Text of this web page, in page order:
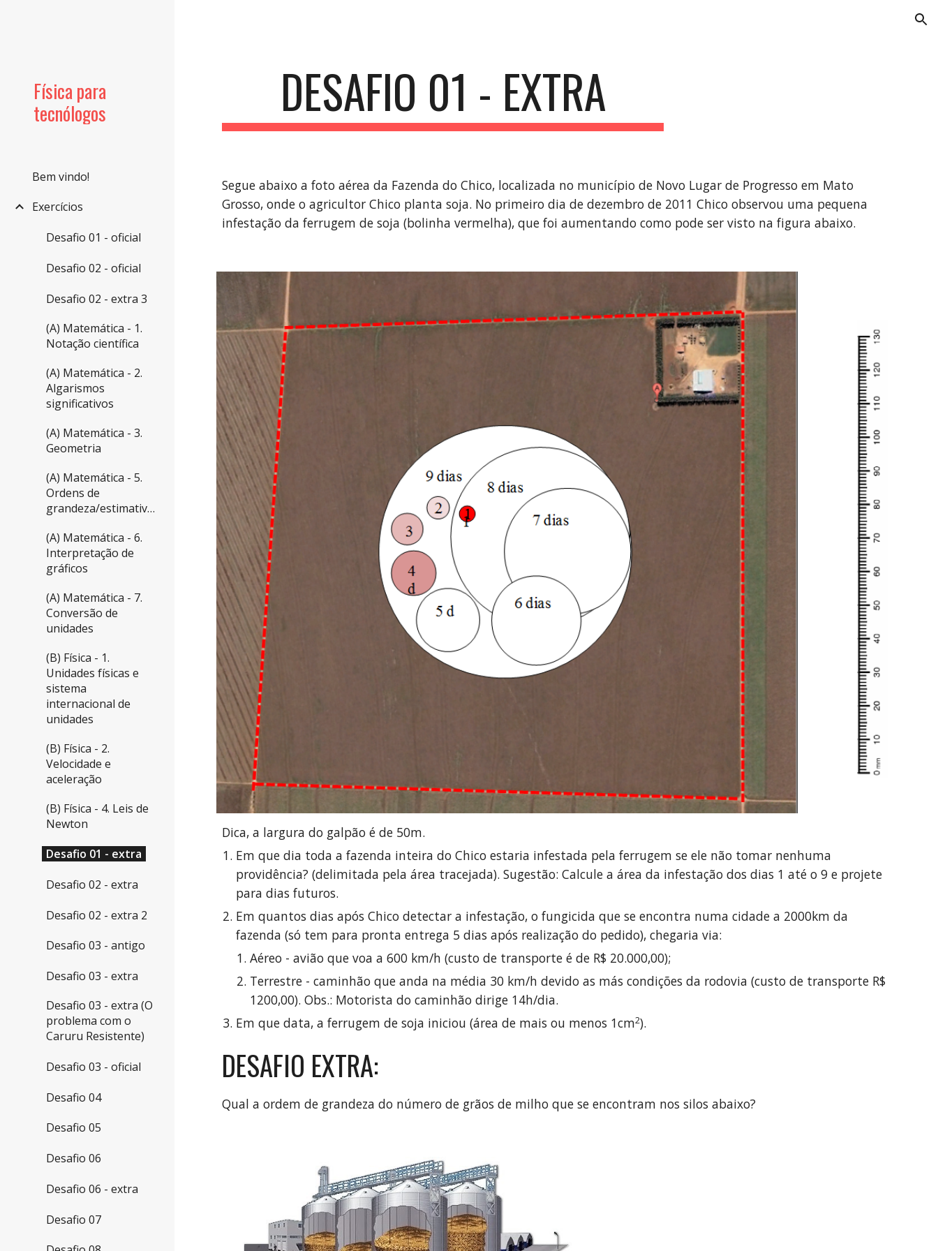
Física para
tecnólogos
Bem vindo!
Exercícios
Desafio 01 - oficial
Desafio 02 - oficial
Desafio 02 - extra 3
(A) Matemática - 1.
Notação científica
(A) Matemática - 2.
Algarismos
significativos
(A) Matemática - 3.
Geometria
(A) Matemática - 5.
Ordens de
grandeza/estimativas
(A) Matemática - 6.
Interpretação de
gráficos
(A) Matemática - 7.
Conversão de
unidades
(B) Física - 1.
Unidades físicas e
sistema
internacional de
unidades
(B) Física - 2.
Velocidade e
aceleração
(B) Física - 4. Leis de
Newton
Desafio 01 - extra
Desafio 02 - extra
Desafio 02 - extra 2
Desafio 03 - antigo
Desafio 03 - extra
Desafio 03 - extra (O
problema com o
Caruru Resistente)
Desafio 03 - oficial
Desafio 04
Desafio 05
Desafio 06
Desafio 06 - extra
Desafio 07
DESAFIO 01 - EXTRA
Segue abaixo a foto aérea da Fazenda do Chico, localizada no município de Novo Lugar de Progresso em Mato
Grosso, onde o agricultor Chico planta soja. No primeiro dia de dezembro de 2011 Chico observou uma pequena
infestação da ferrugem de soja (bolinha vermelha), que foi aumentando como pode ser visto na figura abaixo.
Dica, a largura do galpão é de 50m.
Em que dia toda a fazenda inteira do Chico estaria infestada pela ferrugem se ele não tomar nenhuma
providência? (delimitada pela área tracejada). Sugestão: Calcule a área da infestação dos dias 1 até o 9 e projete
para dias futuros.
Em quantos dias após Chico detectar a infestação, o fungicida que se encontra numa cidade a 2000km da
fazenda (só tem para pronta entrega 5 dias após realização do pedido), chegaria via:
Aéreo - avião que voa a 600 km/h (custo de transporte é de R$ 20.000,00);
Terrestre - caminhão que anda na média 30 km/h devido as más condições da rodovia (custo de transporte R$
1200,00). Obs.: Motorista do caminhão dirige 14h/dia.
Em que data, a ferrugem de soja iniciou (área de mais ou menos 1cm2).
DESAFIO EXTRA:
Qual a ordem de grandeza do número de grãos de milho que se encontram nos silos abaixo?